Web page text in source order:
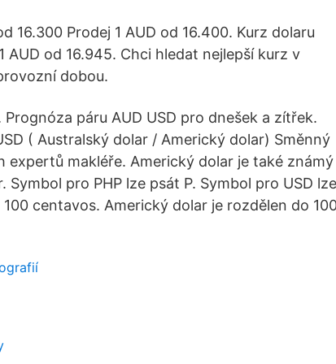
16.300 Prodej 1 AUD od 16.400. Kurz dolaru
AUD od 16.945. Chci hledat nejlepší kurz v
dobou.
páru AUD USD pro dnešek a zítřek.
( Australský dolar / Americký dolar) Směnný
expertů makléře. Americký dolar je také známý
pro PHP lze psát P. Symbol pro USD lze
centavos. Americký dolar je rozdělen do